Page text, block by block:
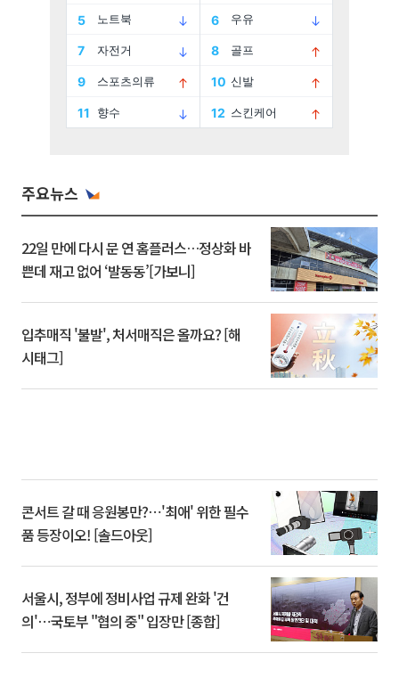
주요뉴스
22일 만에 다시 문 연 홈플러스…정상화 바
쁜데 재고 없어 ‘발동동’[가보니]
입추매직 '불발', 처서매직은 올까요? [해
시태그]
콘서트 갈 때 응원봉만?⋯'최애' 위한 필수
품 등장이오! [솔드아웃]
서울시, 정부에 정비사업 규제 완화 '건
의'⋯국토부 "협의 중" 입장만 [종합]